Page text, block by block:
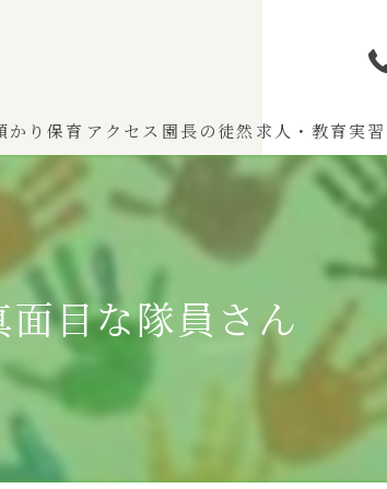
）
2歳児）
児)
かり保育 アクセス 園長の徒然 求人・教育実習
面目な隊員さん